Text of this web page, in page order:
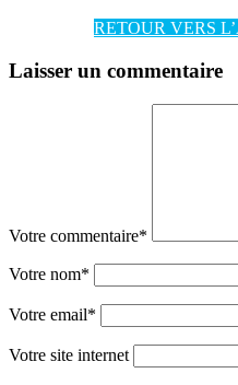
RETOUR VERS
Laisser un commentaire
Votre commentaire*
Votre nom*
Votre email*
Votre site internet